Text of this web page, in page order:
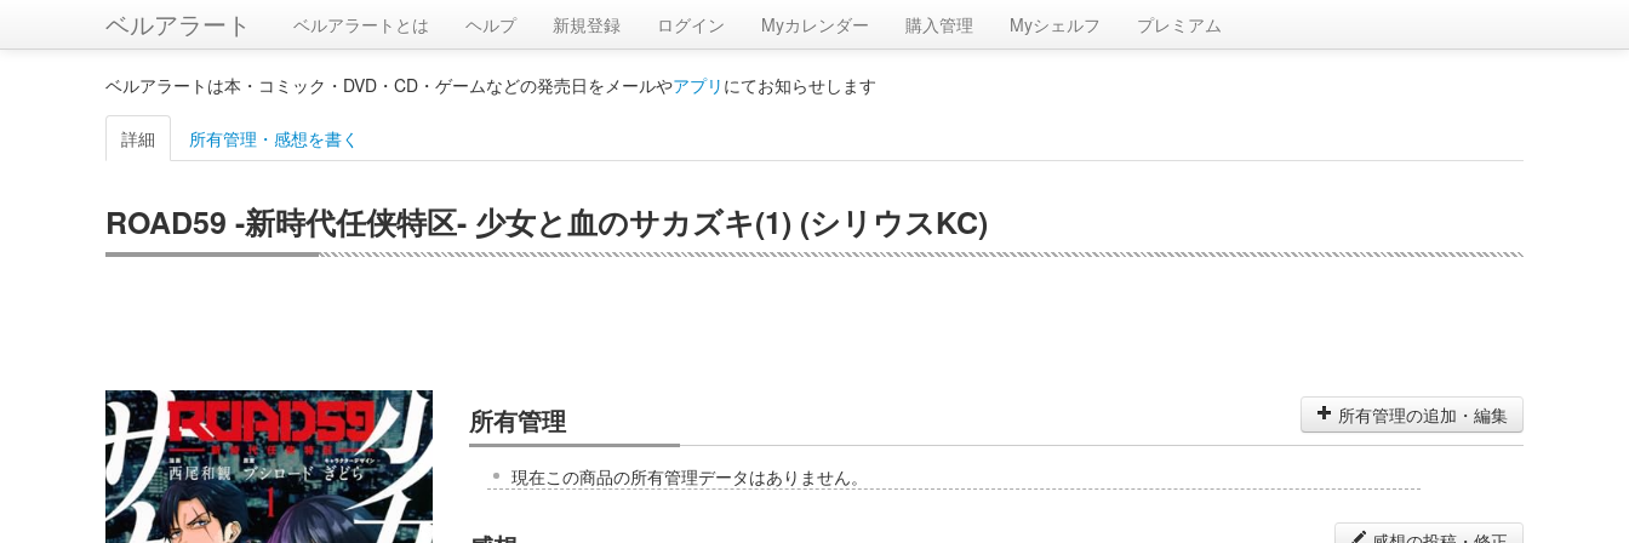
ベルアラート ベルアラートとは ヘルプ 新規登録 ログイン Myカレンダー 購入管理 Myシェルフ プレミアム
ベルアラートは本・コミック・DVD・CD・ゲームなどの発売日をメールやアプリ にてお知らせします
詳細 所有管理・感想を書く
ROAD59 -新時代任侠特区- 少女と血のサカズキ(1) (シリウスKC)
所有管理 所有管理の追加・編集
現在この商品の所有管理データはありません。